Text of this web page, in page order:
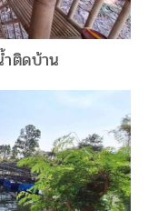
ติดบ้าน